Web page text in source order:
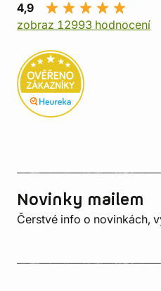
4,9
zobraz 12993 hodnocení
Novinky mailem
Čerstvé info o novinkách,